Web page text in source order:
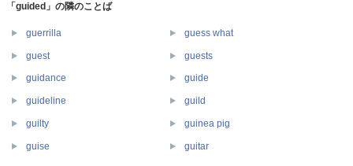
「guided」の隣のことば
guerrilla guess what
guest guests
guidance guide
guideline guild
guilty guinea pig
guise guitar